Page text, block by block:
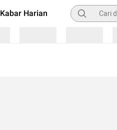
Kabar Harian Pencarian